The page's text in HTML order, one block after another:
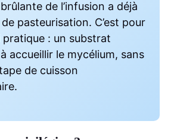
brûlante de l’infusion a déjà
pasteurisation. C’est pour
pratique : un substrat
accueillir le mycélium, sans
de cuisson